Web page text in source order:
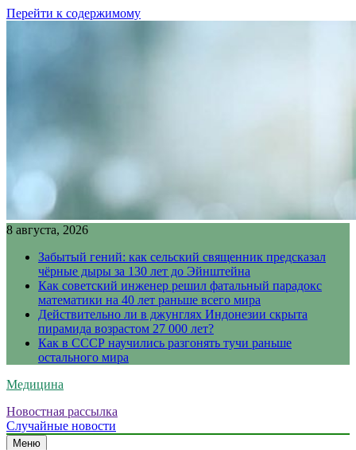
Перейти к содержимому
8 августа, 2026
Забытый гений: как сельский священник предсказал
чёрные дыры за 130 лет до Эйнштейна
Как советский инженер решил фатальный парадокс
математики на 40 лет раньше всего мира
Действительно ли в джунглях Индонезии скрыта
пирамида возрастом 27 000 лет?
Как в СССР научились разгонять тучи раньше
остального мира
Медицина
Новостная рассылка
Случайные новости
Меню